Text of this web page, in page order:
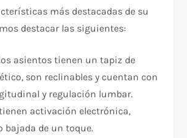
más destacadas de su
destacar las siguientes:
asientos tienen un tapiz de
son reclinables y cuentan con
y regulación lumbar.
activación electrónica,
bajada de un toque.